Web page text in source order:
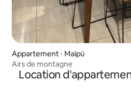
Appartement ⋅ Maipú
Airs de montagne
Location